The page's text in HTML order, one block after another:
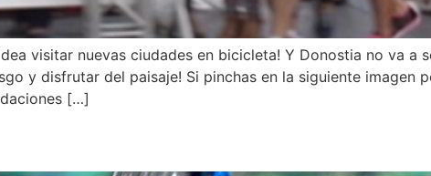
visitar nuevas ciudades en bicicleta! Y Donostia no va a
y disfrutar del paisaje! Si pinchas en la siguiente imagen
[…]